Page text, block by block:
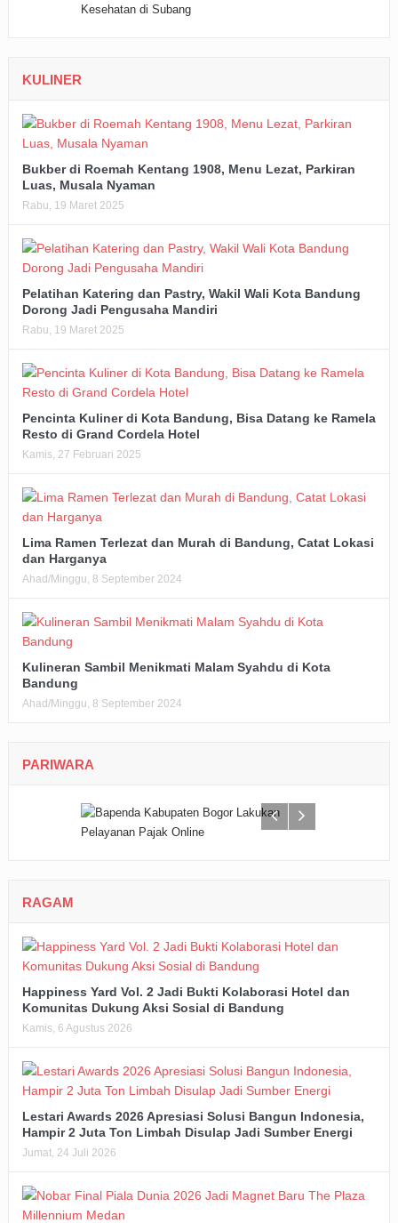
KULINER
Bukber di Roemah Kentang 1908, Menu Lezat, Parkiran
Luas, Musala Nyaman
Rabu, 19 Maret 2025
Pelatihan Katering dan Pastry, Wakil Wali Kota Bandung
Dorong Jadi Pengusaha Mandiri
Rabu, 19 Maret 2025
Pencinta Kuliner di Kota Bandung, Bisa Datang ke Ramela
Resto di Grand Cordela Hotel
Kamis, 27 Februari 2025
Lima Ramen Terlezat dan Murah di Bandung, Catat Lokasi
dan Harganya
Ahad/Minggu, 8 September 2024
Kulineran Sambil Menikmati Malam Syahdu di Kota
Bandung
Ahad/Minggu, 8 September 2024
PARIWARA
RAGAM
Happiness Yard Vol. 2 Jadi Bukti Kolaborasi Hotel dan
Komunitas Dukung Aksi Sosial di Bandung
Kamis, 6 Agustus 2026
Lestari Awards 2026 Apresiasi Solusi Bangun Indonesia,
Hampir 2 Juta Ton Limbah Disulap Jadi Sumber Energi
Jumat, 24 Juli 2026